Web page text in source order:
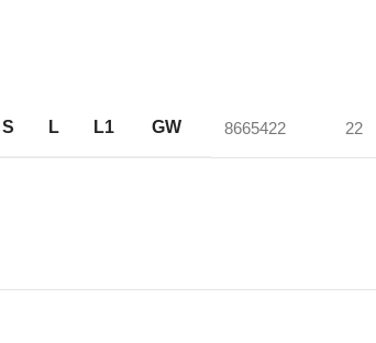
S L L1 GW 8665422 22